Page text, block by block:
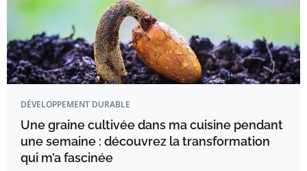
DÉVELOPPEMENT DURABLE
Une graine cultivée dans ma cuisine pendant
une semaine : découvrez la transformation
qui m’a fascinée